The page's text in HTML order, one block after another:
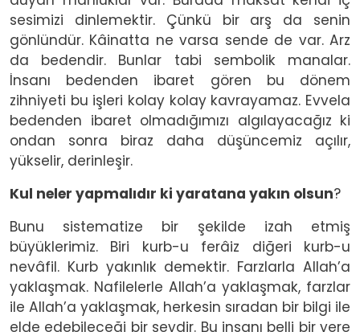
sesimizi dinlemektir. Çünkü bir arş da senin
gönlündür. Kâinatta ne varsa sende de var. Arz
da bedendir. Bunlar tabi sembolik manalar.
İnsanı bedenden ibaret gören bu dönem
zihniyeti bu işleri kolay kolay kavrayamaz. Evvela
bedenden ibaret olmadığımızı algılayacağız ki
ondan sonra biraz daha düşüncemiz açılır,
yükselir, derinleşir.
Kul neler yapmalıdır ki yaratana yakın olsun?
Bunu sistematize bir şekilde izah etmiş
büyüklerimiz. Biri kurb-u ferâiz diğeri kurb-u
nevâfil. Kurb yakınlık demektir. Farzlarla Allah’a
yaklaşmak. Nafilelerle Allah’a yaklaşmak, farzlar
ile Allah’a yaklaşmak, herkesin sıradan bir bilgi ile
elde edebileceği bir şeydir. Bu insanı belli bir yere